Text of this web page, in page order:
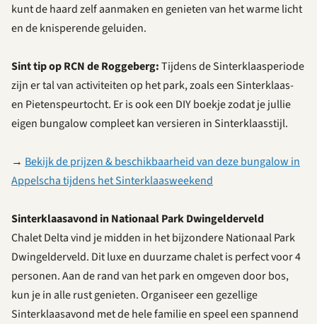
kunt de haard zelf aanmaken en genieten van het warme licht
en de knisperende geluiden.
Sint tip op RCN de Roggeberg:Tijdens de Sinterklaasperiode
zijn er tal van activiteiten op het park, zoals een Sinterklaas-
en Pietenspeurtocht. Er is ook een DIY boekje zodat je jullie
eigen bungalow compleet kan versieren in Sinterklaasstijl.
→ Bekijk de prijzen & beschikbaarheid van deze bungalow in
Appelscha tijdens het Sinterklaasweekend
Sinterklaasavond in Nationaal Park Dwingelderveld
Chalet Delta vind je midden in het bijzondere Nationaal Park
Dwingelderveld. Dit luxe en duurzame chalet is perfect voor 4
personen. Aan de rand van het park en omgeven door bos,
kun je in alle rust genieten. Organiseer een gezellige
Sinterklaasavond met de hele familie en speel een spannend